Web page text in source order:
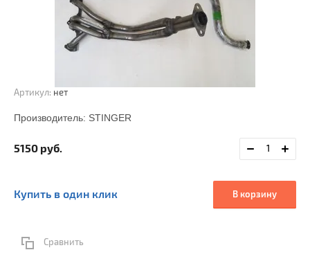
Артикул: нет
Производитель: STINGER
5150 руб.
Купить в один клик В корзину
Сравнить